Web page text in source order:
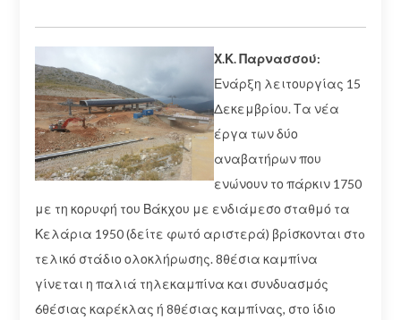
Χ.Κ. Παρνασσού:
Ενάρξη λειτουργίας 15
Δεκεμβρίου. Τα νέα
έργα των δύο
αναβατήρων που
ενώνουν το πάρκιν 1750
με τη κορυφή του Βάκχου με ενδιάμεσο σταθμό τα
Κελάρια 1950 (δείτε φωτό αριστερά) βρίσκονται στo
τελικό στάδιο ολοκλήρωσης. 8θέσια καμπίνα
γίνεται η παλιά τηλεκαμπίνα και συνδυασμός
6θέσιας καρέκλας ή 8θέσιας καμπίνας, στο ίδιο